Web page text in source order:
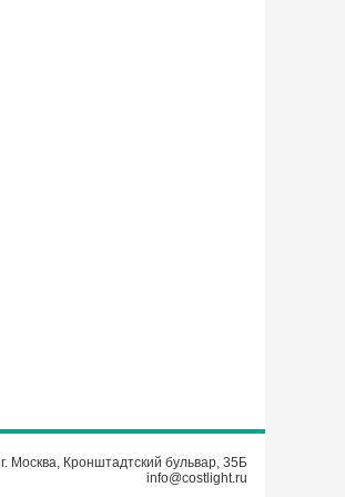
г. Москва, Кронштадтский бульвар, 35Б
info@costlight.ru